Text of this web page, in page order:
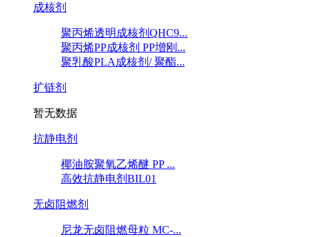
成核剂
聚丙烯透明成核剂QHC9...
聚丙烯PP成核剂 PP增刚...
聚乳酸PLA成核剂/ 聚酯...
扩链剂
暂无数据
抗静电剂
椰油胺聚氧乙烯醚 PP ...
高效抗静电剂BIL01
无卤阻燃剂
尼龙无卤阻燃母粒 MC-...